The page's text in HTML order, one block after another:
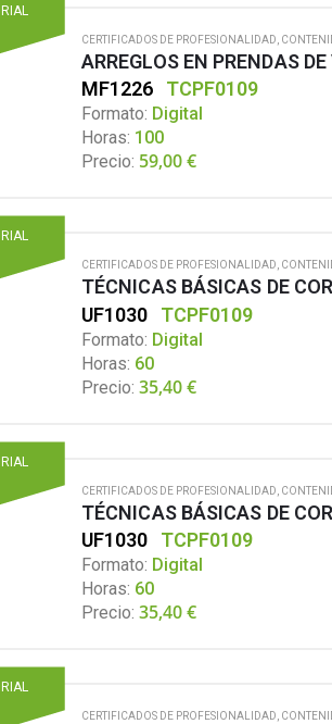
CERTIFICADOS DE PROFESIONALIDAD
ARREGLOS EN PRENDAS
MF1226
TCPF0109
Formato: Digital
Horas: 100
Precio: 59,00€
CERTIFICADOS DE PROFESIONALIDAD
TÉCNICAS BÁSICAS DE
UF1030
TCPF0109
Formato: Digital
Horas: 60
Precio: 35,40€
CERTIFICADOS DE PROFESIONALIDAD
TÉCNICAS BÁSICAS DE
UF1030
TCPF0109
Formato: Digital
Horas: 60
Precio: 35,40€
CERTIFICADOS DE PROFESIONALIDAD